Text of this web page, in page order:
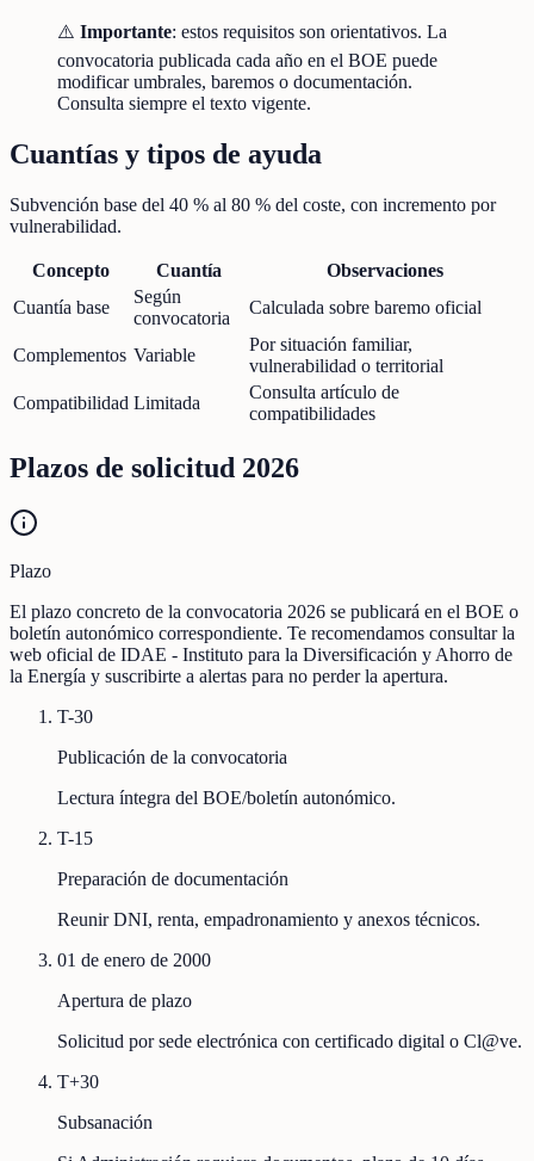
⚠️ Importante: estos requisitos son orientativos. La
convocatoria publicada cada año en el BOE puede
modificar umbrales, baremos o documentación.
Consulta siempre el texto vigente.
Cuantías y tipos de ayuda
Subvención base del 40 % al 80 % del coste, con incremento por
vulnerabilidad.
Concepto Cuantía
Observaciones
Cuantía base
Según
convocatoria
Calculada sobre baremo oficial
Complementos Variable
Por situación familiar,
vulnerabilidad o territorial
Compatibilidad Limitada
Consulta artículo de
compatibilidades
Plazos de solicitud 2026
Plazo
El plazo concreto de la convocatoria 2026 se publicará en el BOE o
boletín autonómico correspondiente. Te recomendamos consultar la
web oficial de IDAE - Instituto para la Diversificación y Ahorro de
la Energía y suscribirte a alertas para no perder la apertura.
T-30
Publicación de la convocatoria
Lectura íntegra del BOE/boletín autonómico.
T-15
Preparación de documentación
Reunir DNI, renta, empadronamiento y anexos técnicos.
01 de enero de 2000
Apertura de plazo
Solicitud por sede electrónica con certificado digital o Cl@ve.
T+30
Subsanación